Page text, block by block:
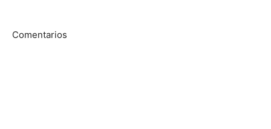
Comentarios